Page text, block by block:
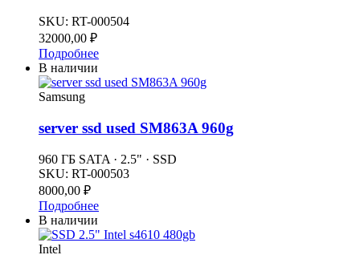
SKU: RT-000504
32000,00 ₽
Подробнее
В наличии
Samsung
server ssd used SM863A 960g
960 ГБ SATA · 2.5" · SSD
SKU: RT-000503
8000,00 ₽
Подробнее
В наличии
Intel